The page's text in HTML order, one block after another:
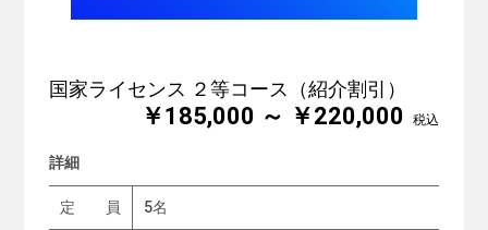
国家ライセンス ２等コース（紹介割引）
￥185,000 ～ ￥220,000 税込
詳細
定 員 5名